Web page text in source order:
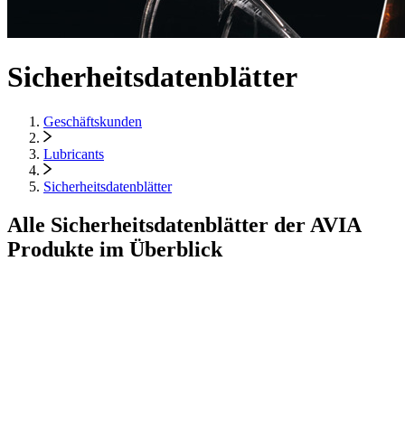
Sicherheitsdatenblätter
Geschäftskunden
Lubricants
Sicherheitsdatenblätter
Alle Sicherheitsdatenblätter der AVIA
Produkte im Überblick